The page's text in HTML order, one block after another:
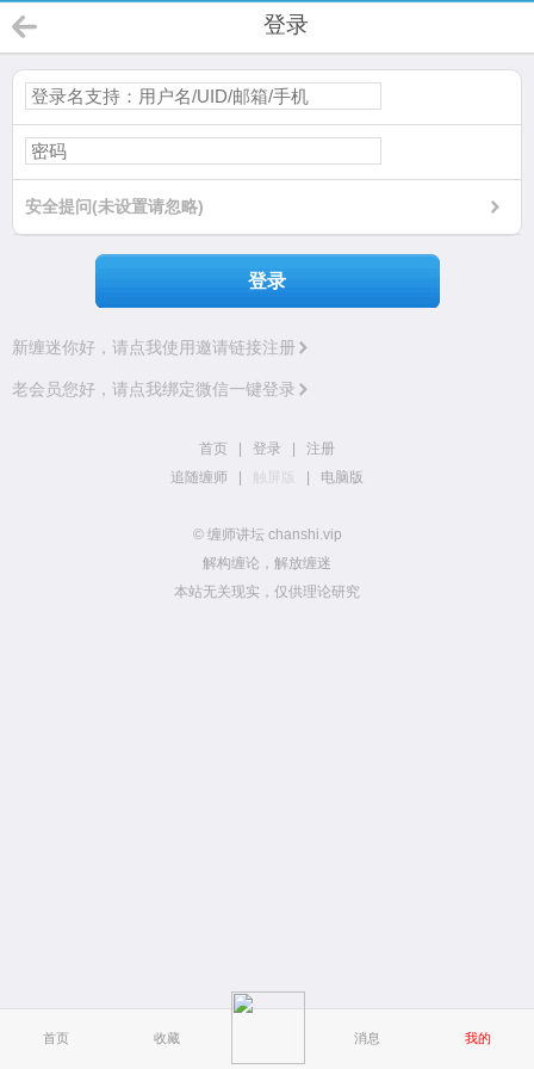
首页 收藏 消息 我的
登录
安全提问(未设置请忽略)
登录
新缠迷你好，请点我使用邀请链接注册
老会员您好，请点我绑定微信一键登录
首页 登录
注册
追随缠师
触屏版 电脑版
© 缠师讲坛 chanshi.vip
解构缠论，解放缠迷
本站无关现实，仅供理论研究